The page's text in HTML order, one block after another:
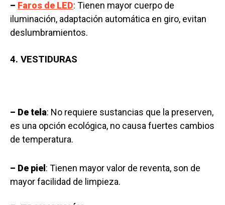
– Faros de LED: Tienen mayor cuerpo de
iluminación, adaptación automática en giro, evitan
deslumbramientos.
4. VESTIDURAS
– De tela: No requiere sustancias que la preserven,
es una opción ecológica, no causa fuertes cambios
de temperatura.
– De piel : Tienen mayor valor de reventa, son de
mayor facilidad de limpieza.